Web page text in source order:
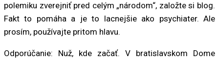
polemiku zverejniť pred celým „národom“, založte si blog.
Fakt to pomáha a je to lacnejšie ako psychiater. Ale
prosím, používajte pritom hlavu.
Odporúčanie: Nuž, kde začať. V bratislavskom Dome